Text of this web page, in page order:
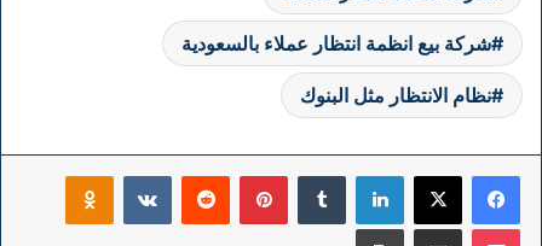
شركة بيع انظمة انتظار عملاء بالسعودية
نظام الانتظار مثل البنوك
فيسبوك ‫X لينكدإن بينتيريست
‫Pocket مشاركة عبر البريد طباعة